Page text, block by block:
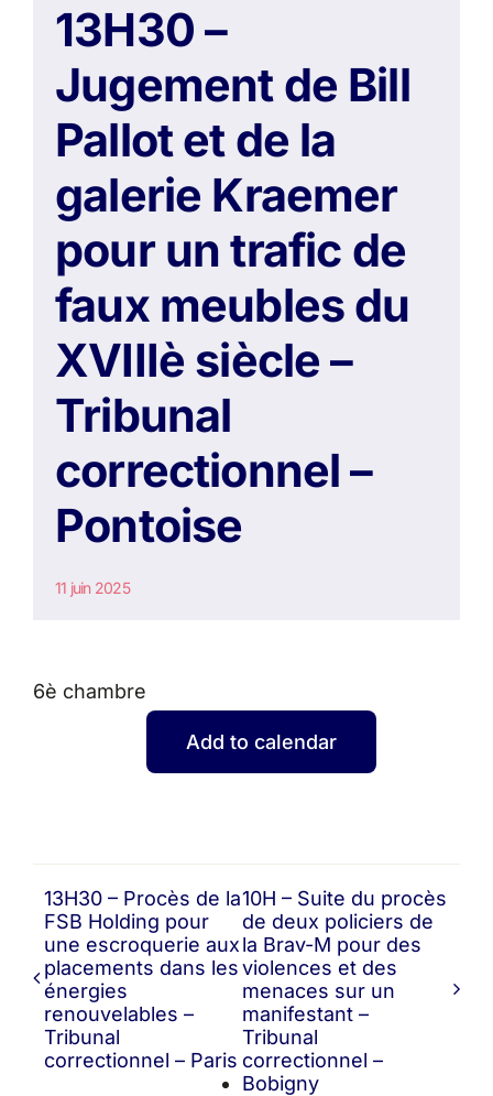
13H30 –
Jugement de Bill
Pallot et de la
galerie Kraemer
pour un trafic de
faux meubles du
XVIIIè siècle –
Tribunal
correctionnel –
Pontoise
11 juin 2025
6è chambre
Add to calendar
13H30 – Procès de la
FSB Holding pour
une escroquerie aux
placements dans les
énergies
renouvelables –
Tribunal
correctionnel – Paris
10H – Suite du procès
de deux policiers de
la Brav-M pour des
violences et des
menaces sur un
manifestant –
Tribunal
correctionnel –
Bobigny